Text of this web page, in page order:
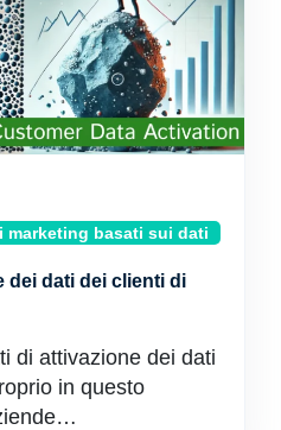
basati sui dati
dei dati dei clienti di
di attivazione dei dati
in questo